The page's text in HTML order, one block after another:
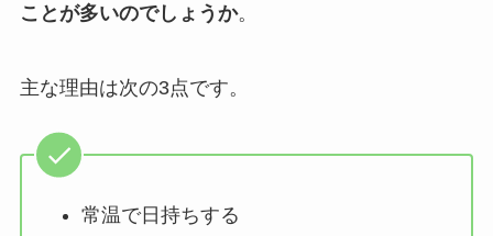
ことが多いのでしょうか。
主な理由は次の3点です。
常温で日持ちする